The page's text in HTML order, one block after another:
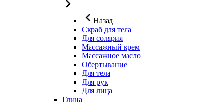
Назад
Скраб для тела
Для солярия
Массажный крем
Массажное масло
Обертывание
Для тела
Для рук
Для лица
Глина